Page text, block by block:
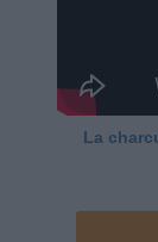
La